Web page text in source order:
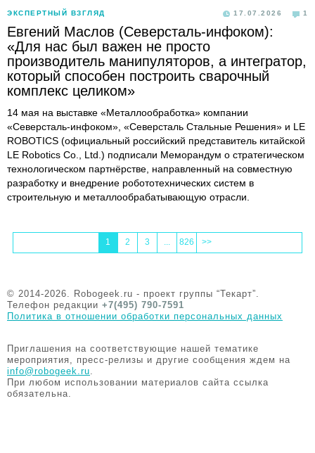
ЭКСПЕРТНЫЙ ВЗГЛЯД 17.07.2026 1
Евгений Маслов (Северсталь-инфоком):
«Для нас был важен не просто
производитель манипуляторов, а интегратор,
который способен построить сварочный
комплекс целиком»
14 мая на выставке «Металлообработка» компании
«Северсталь-инфоком», «Северсталь Стальные Решения» и LE
ROBOTICS (официальный российский представитель китайской
LE Robotics Co., Ltd.) подписали Меморандум о стратегическом
технологическом партнёрстве, направленный на совместную
разработку и внедрение робототехнических систем в
строительную и металлообрабатывающую отрасли.
1 2 3 ... 826 >>
© 2014-2026. Robogeek.ru - проект группы “Текарт”.
Телефон редакции +7(495) 790-7591
Политика в отношении обработки персональных данных
Приглашения на соответствующие нашей тематике
мероприятия, пресс-релизы и другие сообщения ждем на
info@robogeek.ru.
При любом использовании материалов сайта ссылка
обязательна.